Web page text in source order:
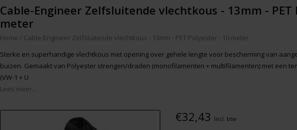
Cable-Engineer Zelfsluitende vlechtkous - 13mm - PET
meter
Home / Cable-Engineer Zelfsluitende vlechtkous - 13mm - PET Polyester - 10 meter
Sterke en superhandige vlechtkous met opening over gehele lengte voor bescherming van
buizen. Gemaakt van Polyester strengen/draden (monofilamenten + multifilamenten) met een
(VW-1 + U
Lees meer...
€32,43 Incl. btw